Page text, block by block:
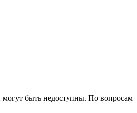
могут быть недоступны. По вопросам